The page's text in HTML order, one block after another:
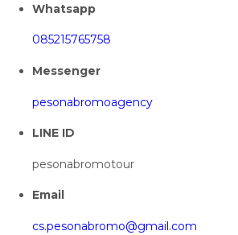
Whatsapp
085215765758
Messenger
pesonabromoagency
LINE ID
pesonabromotour
Email
cs.pesonabromo@gmail.com